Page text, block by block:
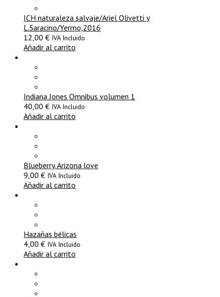
ICH naturaleza salvaje/Ariel Olivetti y
L.Saracino/Yermo,2016
12,00 € IVA Incluido
Añadir al carrito
Indiana Jones Omnibus volumen 1
40,00 € IVA Incluido
Añadir al carrito
Blueberry. Arizona love
9,00 € IVA Incluido
Añadir al carrito
Hazañas bélicas
4,00 € IVA Incluido
Añadir al carrito